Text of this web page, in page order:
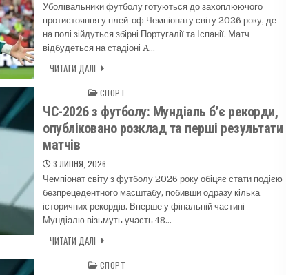
Уболівальники футболу готуються до захоплюючого
протистояння у плей-оф Чемпіонату світу 2026 року, де
на полі зійдуться збірні Португалії та Іспанії. Матч
відбудеться на стадіоні A…
ЧИТАТИ ДАЛІ
СПОРТ
ЧС-2026 з футболу: Мундіаль б’є рекорди,
опубліковано розклад та перші результати
матчів
3 ЛИПНЯ, 2026
Чемпіонат світу з футболу 2026 року обіцяє стати подією
безпрецедентного масштабу, побивши одразу кілька
історичних рекордів. Вперше у фінальній частині
Мундіалю візьмуть участь 48…
ЧИТАТИ ДАЛІ
СПОРТ